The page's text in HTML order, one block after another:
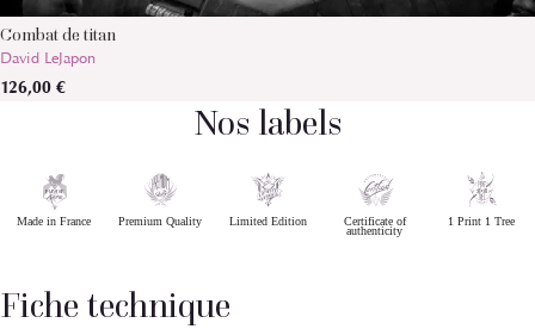
Combat de titan
David LeJapon
126,00 €
Nos labels
Made in France Premium Quality Limited Edition Certificate of
authenticity
1 Print 1 Tree
Fiche technique